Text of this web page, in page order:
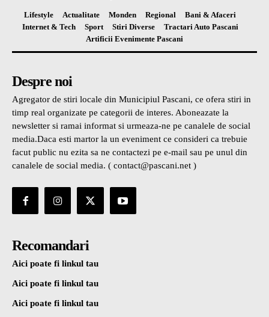
Lifestyle Actualitate Monden Regional
Bani & Afaceri
Internet & Tech
Sport Stiri Diverse
Tractari Auto Pascani
Artificii Evenimente Pascani
Despre noi
Agregator de stiri locale din Municipiul Pascani, ce ofera stiri in
timp real organizate pe categorii de interes. Aboneazate la
newsletter si ramai informat si urmeaza-ne pe canalele de social
media.Daca esti martor la un eveniment ce consideri ca trebuie
facut public nu ezita sa ne contactezi pe e-mail sau pe unul din
canalele de social media. ( contact@pascani.net )
Recomandari
Aici poate fi linkul tau
Aici poate fi linkul tau
Aici poate fi linkul tau